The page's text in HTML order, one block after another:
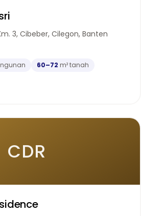
3, Cibeber, Cilegon, Banten
60–72 m² tanah
CDR